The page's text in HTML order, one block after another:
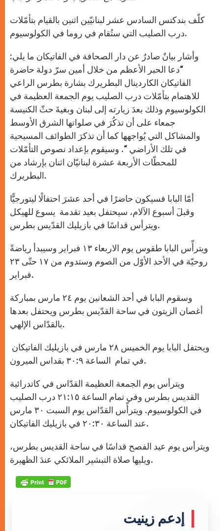
كلّف بندكتس السادس عشر لبنانيّين اثنين بالقيام بتأمّلات
درب الصليب التي ستُقام في روما في الكولوسيوم.
وأشار بيانٌ صادرٌ عن دار الصحافة في الفاتيكان ما يلي:
“دعا الحبر الأعظم من خلال أمين سرّ دولة حاضرة
الفاتيكان الكاردينال البطريرك بشارة بطرس الراعي
للاهتمام بتأمّلات درب الصليب يوم الجمعة العظيمة في
الكولوسيوم وذلك بعدَ زيارته إلى لبنان وبغيةَ حثّ الكنيسة
جمعاء على أن تذكُرَ في صلواتها الشرق الأوسط
والمشاكل التي يُواجهها كما أن تذكرَ الطوائف المسيحية
في تلك الأراضي “. وسيقوم بإعداد نصوص التأمّلات
للمحطّات الأربعة عشرة لبنانيّان اثنان بإرشاد من
البطريرك.
أمّا البابا فسيكون حاضرًا في أحد عشرَ احتفالًا ليتورجيًّا
وقبلَ أسبوع الآلام، سيحتفل بعيد تقدمة يسوع للهيكل
ويترأس قداسًا في بازيليك القدّيس بطرس.
ويترأّس البابا طقوس يوم الاربعاء ١٣ فبراير وسيبدأ رياضةً
روحيّة في الأحد الأوّل من الصوم وستدوم من ١٧ حتّى ٢٣
فبراير.
وسقوم البابا في أحد الشعانين يوم ٢٤ مارس بمباركة
أغصان الزيتون في ساحة القدّيس بطرس ويحتفل بعدها
بالقدّاس الإلهي.
ويحتفل البابا يوم الخميس ٢٨ مارس في بازيليك الفاتيكان
في تمام الساعة ٣٠:٩ بقداس الميرون.
ويترأس يوم الجمعة العظيمة القدّاس في كاتدرائية
القديس بطرس وفي تمام الساعة ٢١:١٥ درب الصليب
في الكولوسيوم. ويترأّس القدّاس يوم السبت ٣٠ مارس
عند الساعة ٢٠:٣٠ في بازيليك الفاتيكان.
ويترأس يوم عيد الفصح قداسًا في ساحة القديس بطرس،
ويليها صلاة التبشير الملائكي عندَ الظهيرة.
إدعم زينيت